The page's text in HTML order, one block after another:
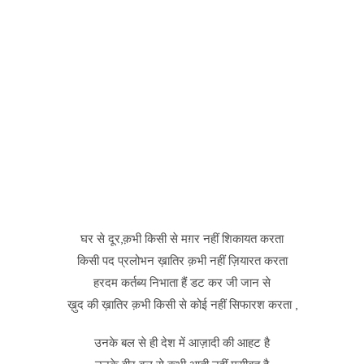
घर से दूर,क़भी किसी से मग़र नहीं शिकायत करता
किसी पद प्रलोभन ख़ातिर क़भी नहीं ज़ियारत करता
हरदम कर्तब्य निभाता हैं डट कर जी जान से
ख़ुद की ख़ातिर क़भी किसी से कोई नहीं सिफारश करता ,
उनके बल से ही देश में आज़ादी की आहट है